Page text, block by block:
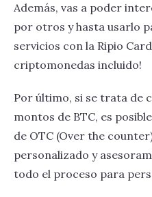
Además, vas a poder
por otros y hasta usarlo
servicios con la Ripio
criptomonedas incluido!
Por último, si se trata de
montos de BTC, es
de OTC (Over the
personalizado y
todo el proceso para